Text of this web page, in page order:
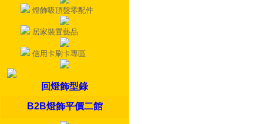
燈飾吸頂盤零配件
居家裝置藝品
信用卡刷卡專區
回燈飾型錄
B2B燈飾平價二館